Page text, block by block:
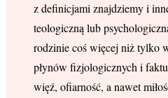
z definicjami znajdziemy i
teologiczną lub
rodzinie coś więcej niż tylko
płynów fizjologicznych i
więź, ofiarność, a nawet